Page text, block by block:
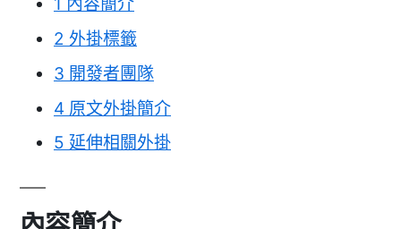
1 內容簡介
2 外掛標籤
3 開發者團隊
4 原文外掛簡介
5 延伸相關外掛